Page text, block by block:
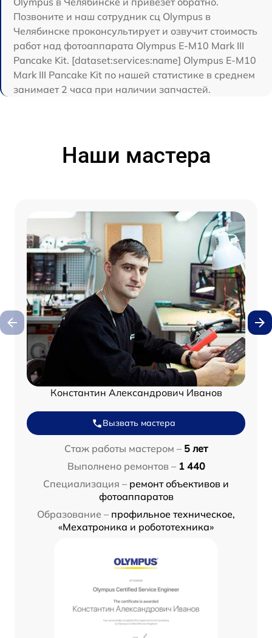
Позвоните и наш сотрудник сц Olympus в
Челябинске проконсультирует и озвучит стоимость
работ над фотоаппарата Olympus E-M10 Mark III
Pancake Kit. [dataset:services:name] Olympus E-M10
Mark III Pancake Kit по нашей статистике в среднем
занимает 2 часа при наличии запчастей.
Наши мастера
Константин Александрович Иванов
Вызвать мастера
Стаж работы мастером – 5 лет
Выполнено ремонтов – 1 440
Специализация – ремонт объективов и
фотоаппаратов
Образование – профильное техническое,
«Мехатроника и робототехника»